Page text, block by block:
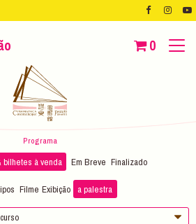
0
Programa
bilhetes à venda Em Breve Finalizado
Filme Exibição a palestra